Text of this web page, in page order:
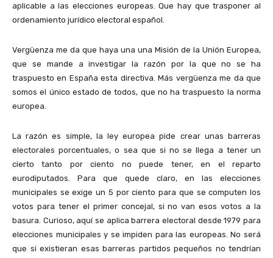
aplicable a las elecciones europeas. Que hay que trasponer al
ordenamiento jurídico electoral español.
Vergüenza me da que haya una una Misión de la Unión Europea,
que se mande a investigar la razón por la que no se ha
traspuesto en España esta directiva. Más vergüenza me da que
somos el único estado de todos, que no ha traspuesto la norma
europea.
La razón es simple, la ley europea pide crear unas barreras
electorales porcentuales, o sea que si no se llega a tener un
cierto tanto por ciento no puede tener, en el reparto
eurodiputados. Para que quede claro, en las elecciones
municipales se exige un 5 por ciento para que se computen los
votos para tener el primer concejal, si no van esos votos a la
basura. Curioso, aquí se aplica barrera electoral desde 1979 para
elecciones municipales y se impiden para las europeas. No será
que si existieran esas barreras partidos pequeños no tendrían